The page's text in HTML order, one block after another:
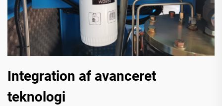
Integration af avanceret
teknologi